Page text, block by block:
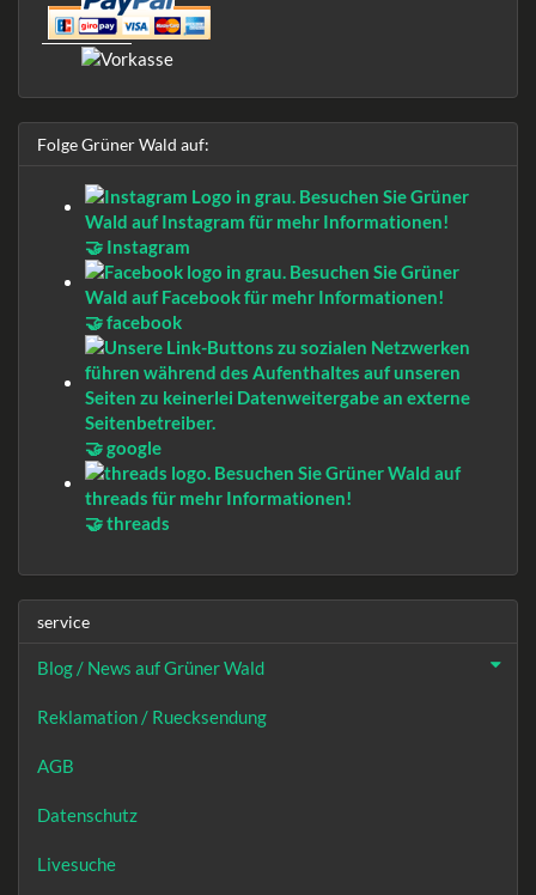
Folge Grüner Wald auf:
🤝 Instagram
🤝 facebook
🤝 google
🤝 threads
service
Blog / News auf Grüner Wald
Reklamation / Ruecksendung
AGB
Datenschutz
Livesuche